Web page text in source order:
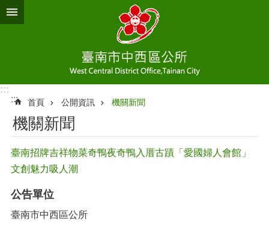
跳到主要內容區塊
:::
:::
首頁 公開資訊 機關新聞
機關新聞
臺南招牌吉祥物菜奇鴨夜奇鴨入厝古蹟「愛國婦人會館」
文創魅力吸人潮
公告單位
臺南市中西區公所